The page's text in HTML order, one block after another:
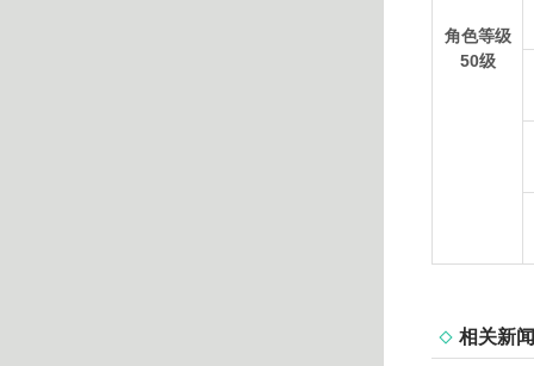
角色等级
50级
相关新闻